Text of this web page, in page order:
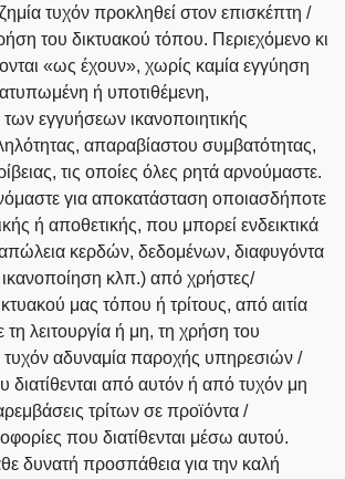
τυχόν προκληθεί στον επισκέπτη /
του δικτυακού τόπου. Περιεχόμενο κι
«ως έχουν», χωρίς καμία εγγύηση
ή υποτιθέμενη,
εγγυήσεων ικανοποιητικής
απαραβίαστου συμβατότητας,
τις οποίες όλες ρητά αρνούμαστε.
για αποκατάσταση οποιασδήποτε
ή αποθετικής, που μπορεί ενδεικτικά
απώλεια κερδών, δεδομένων, διαφυγόντα
ικανοποίηση κλπ.) από χρήστες/
μας τόπου ή τρίτους, από αιτία
λειτουργία ή μη, τη χρήση του
τυχόν αδυναμία παροχής υπηρεσιών /
από αυτόν ή από τυχόν μη
τρίτων σε προϊόντα /
που διατίθενται μέσω αυτού.
δυνατή προσπάθεια για την καλή